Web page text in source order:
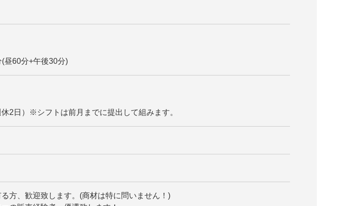
昼60分+午後30分)
2日）※シフトは前月までに提出して組みます。
方、歓迎致します。(商材は特に問いません！)